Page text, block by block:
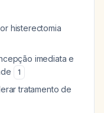
histerectomia
imediata e
1
tratamento de